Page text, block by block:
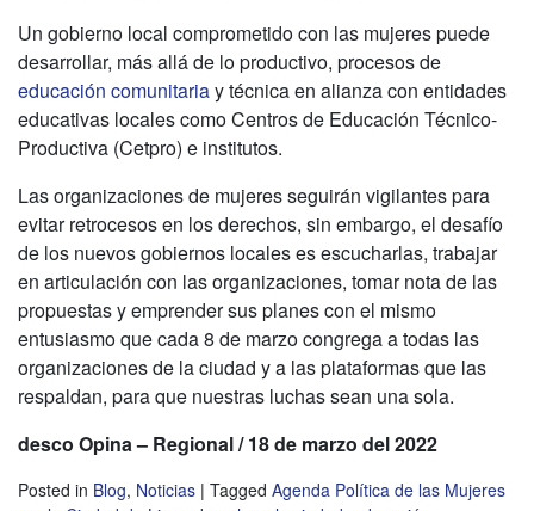
Un gobierno local comprometido con las mujeres puede
desarrollar, más allá de lo productivo, procesos de
educación comunitariay técnica en alianza con entidades
educativas locales como Centros de Educación Técnico-
Productiva (Cetpro) e institutos.
Las organizaciones de mujeres seguirán vigilantes para
evitar retrocesos en los derechos, sin embargo, el desafío
de los nuevos gobiernos locales es escucharlas, trabajar
en articulación con las organizaciones, tomar nota de las
propuestas y emprender sus planes con el mismo
entusiasmo que cada 8 de marzo congrega a todas las
organizaciones de la ciudad y a las plataformas que las
respaldan, para que nuestras luchas sean una sola.
desco Opina – Regional / 18 de marzo del 2022
Posted in Blog, Noticias | Tagged Agenda Política de las Mujeres